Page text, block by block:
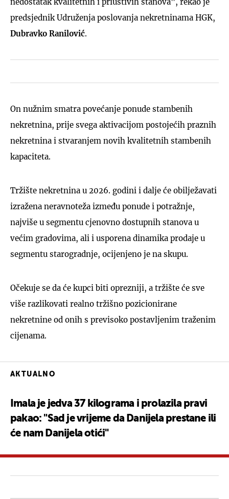
predsjednik Udruženja poslovanja nekretninama HGK,
Dubravko Ranilović.
On nužnim smatra povećanje ponude stambenih
nekretnina, prije svega aktivacijom postojećih praznih
nekretnina i stvaranjem novih kvalitetnih stambenih
kapaciteta.
Tržište nekretnina u 2026. godini i dalje će obilježavati
izražena neravnoteža između ponude i potražnje,
najviše u segmentu cjenovno dostupnih stanova u
većim gradovima, ali i usporena dinamika prodaje u
segmentu starogradnje, ocijenjeno je na skupu.
Očekuje se da će kupci biti oprezniji, a tržište će sve
više razlikovati realno tržišno pozicionirane
nekretnine od onih s previsoko postavljenim traženim
cijenama.
AKTUALNO
Imala je jedva 37 kilograma i prolazila pravi
pakao: "Sad je vrijeme da Danijela prestane ili
će nam Danijela otići"